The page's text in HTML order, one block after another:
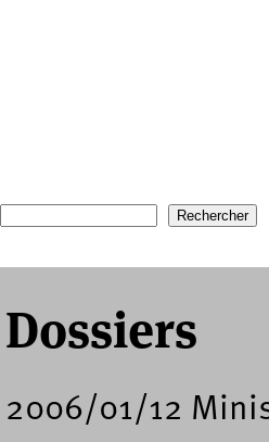
Formulaire de
Dossiers
2006/01/12